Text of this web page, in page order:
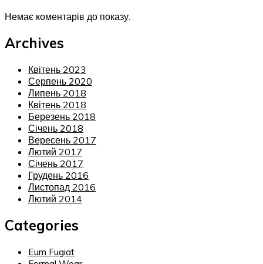
Немає коментарів до показу.
Archives
Квітень 2023
Серпень 2020
Липень 2018
Квітень 2018
Березень 2018
Січень 2018
Вересень 2017
Лютий 2017
Січень 2017
Грудень 2016
Листопад 2016
Лютий 2014
Categories
Eum Fugiat